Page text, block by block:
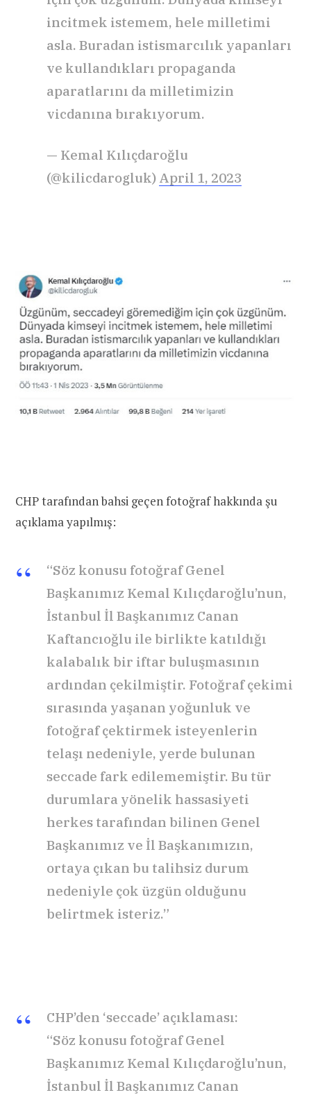
incitmek istemem, hele milletimi
asla. Buradan istismarcılık yapanları
ve kullandıkları propaganda
aparatlarını da milletimizin
vicdanına bırakıyorum.
— Kemal Kılıçdaroğlu
(@kilicdarogluk) April 1, 2023
CHP tarafından bahsi geçen fotoğraf hakkında şu
açıklama yapılmış:
“Söz konusu fotoğraf Genel
Başkanımız Kemal Kılıçdaroğlu’nun,
İstanbul İl Başkanımız Canan
Kaftancıoğlu ile birlikte katıldığı
kalabalık bir iftar buluşmasının
ardından çekilmiştir. Fotoğraf çekimi
sırasında yaşanan yoğunluk ve
fotoğraf çektirmek isteyenlerin
telaşı nedeniyle, yerde bulunan
seccade fark edilememiştir. Bu tür
durumlara yönelik hassasiyeti
herkes tarafından bilinen Genel
Başkanımız ve İl Başkanımızın,
ortaya çıkan bu talihsiz durum
nedeniyle çok üzgün olduğunu
belirtmek isteriz.”
CHP’den ‘seccade’ açıklaması:
“Söz konusu fotoğraf Genel
Başkanımız Kemal Kılıçdaroğlu’nun,
İstanbul İl Başkanımız Canan